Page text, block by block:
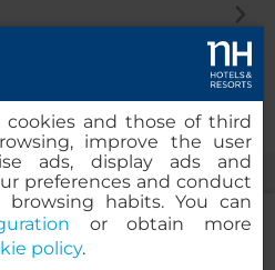
cookies and those of third
improve the user
ads, display ads and
preferences and conduct
browsing habits. You can
or obtain more
policy.